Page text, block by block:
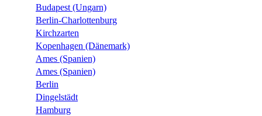
Budapest (Ungarn)
Berlin-Charlottenburg
Kirchzarten
Kopenhagen (Dänemark)
Ames (Spanien)
Ames (Spanien)
Berlin
Dingelstädt
Hamburg